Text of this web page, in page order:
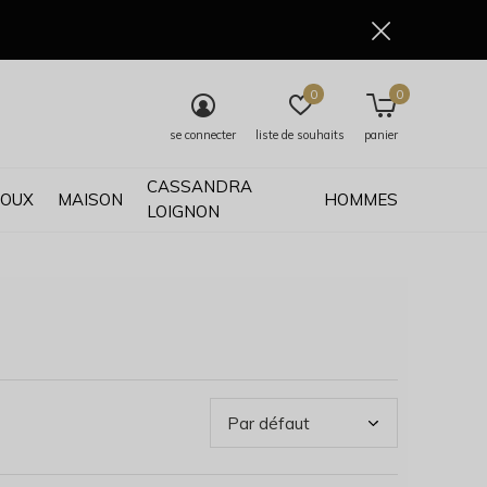
MAISON
CASSANDRA
LOIGNON
HOMMES
se connecter liste de souhaits
0
panier
0